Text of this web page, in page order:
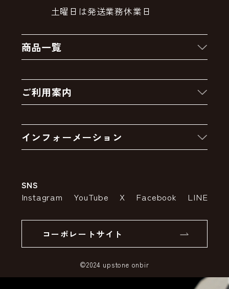
土曜日は発送業務休業日
商品一覧
クーポン
卸販売・大量注文
アウトレットセール
ご利用案内
お支払いについて
インフォーメーション
特定商取引法の表示
SSLサーバー証明書とは
SNS
Instagram YouTube X Facebook LINE
コーポレートサイト
©2024 upstone onbir